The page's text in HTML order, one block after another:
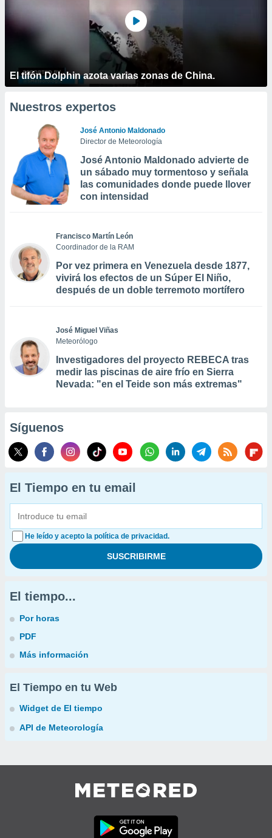
El tifón Dolphin azota varias zonas de China.
Nuestros expertos
José Antonio Maldonado
Director de Meteorología
José Antonio Maldonado advierte de
un sábado muy tormentoso y señala
las comunidades donde puede llover
con intensidad
Francisco Martín León
Coordinador de la RAM
Por vez primera en Venezuela desde 1877,
vivirá los efectos de un Súper El Niño,
después de un doble terremoto mortífero
José Miguel Viñas
Meteorólogo
Investigadores del proyecto REBECA tras
medir las piscinas de aire frío en Sierra
Nevada: "en el Teide son más extremas"
Síguenos
El Tiempo en tu email
He leído y acepto la política de privacidad.
El tiempo...
Por horas
PDF
Más información
El Tiempo en tu Web
Widget de El tiempo
API de Meteorología